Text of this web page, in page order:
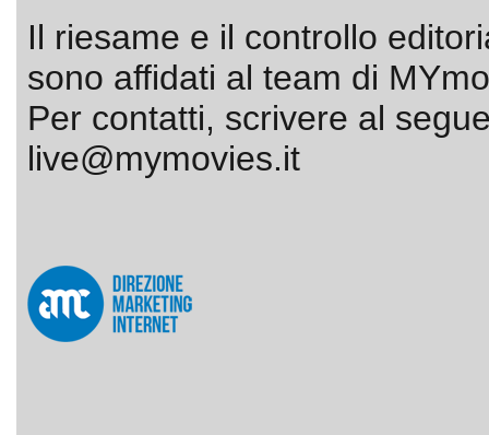
Il riesame e il controllo
sono affidati al team di
Per contatti, scrivere al
live@mymovies.it